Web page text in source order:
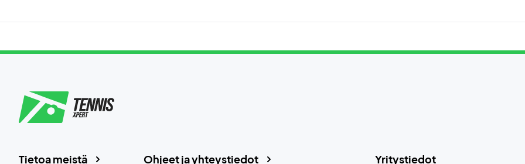
Yritystiedot
Ohjeet ja yhteystiedot
Tietoa meistä